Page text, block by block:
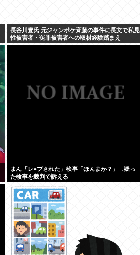
長谷川豊氏 元ジャンポケ斉藤の事件に長文で私見
性被害者・冤罪被害者への取材経験踏まえ
まん「レ●プされた」検事「ほんまか？」→疑っ
た検事を裁判で訴える